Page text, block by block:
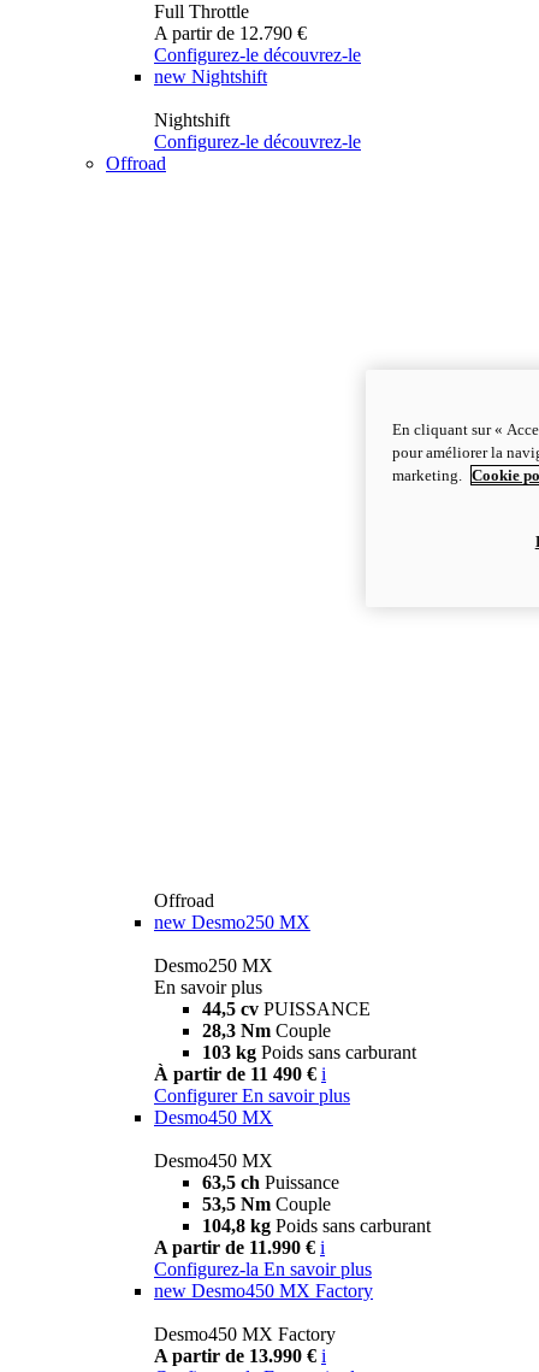
Full Throttle
A partir de 12.790 €
Configurez-le découvrez-le
new Nightshift
Nightshift
Configurez-le découvrez-le
Offroad
Offroad
new Desmo250 MX
Desmo250 MX
En savoir plus
44,5 cv PUISSANCE
28,3 Nm Couple
103 kg Poids sans carburant
À partir de 11 490 € i
Configurer En savoir plus
Desmo450 MX
Desmo450 MX
63,5 ch Puissance
53,5 Nm Couple
104,8 kg Poids sans carburant
A partir de 11.990 € i
Configurez-la En savoir plus
new Desmo450 MX Factory
Desmo450 MX Factory
A partir de 13.990 € i
En cliquant sur «
pour améliorer la
marketing.
Cookie